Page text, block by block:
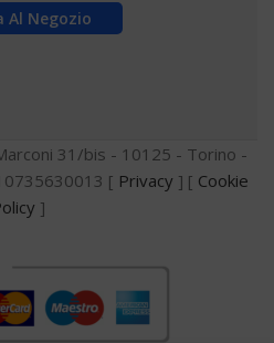
Al Negozio
31/bis - 10125 - Torino -
[ Privacy ] [ Cookie
]